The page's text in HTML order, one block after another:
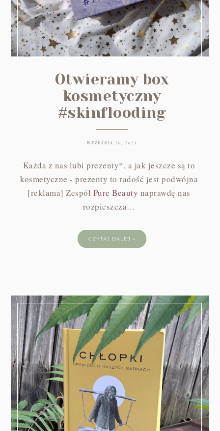
Otwieramy box
kosmetyczny
#skinflooding
WRZEŚNIA 20, 2023
Każda z nas lubi prezenty*, a jak jeszcze są to
kosmetyczne - prezenty to radość jest podwójna
[reklama] Zespół Pure Beauty naprawdę nas
rozpieszcza…
CZYTAJ DALEJ »